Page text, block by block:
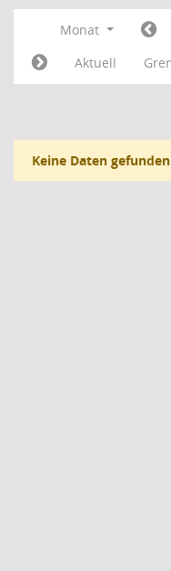
Monat
Aktuell
Keine Daten